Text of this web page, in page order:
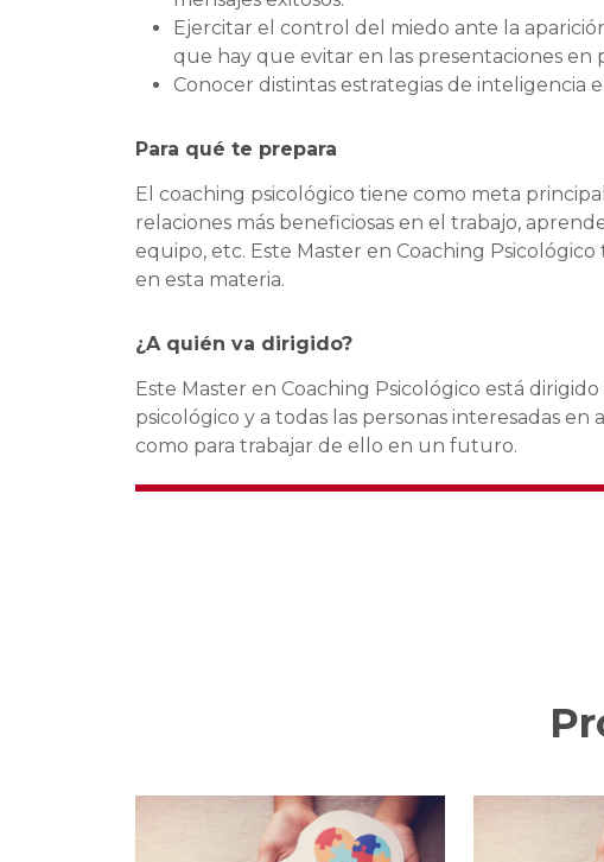
Ejercitar el control del miedo ante la
que hay que evitar en las presentaciones en
Conocer distintas estrategias de inteligencia
Para qué te prepara
El coaching psicológico tiene como meta
relaciones más beneficiosas en el trabajo,
equipo, etc. Este Master en Coaching
en esta materia.
¿A quién va dirigido?
Este Master en Coaching Psicológico está
psicológico y a todas las personas interesadas
como para trabajar de ello en un futuro.